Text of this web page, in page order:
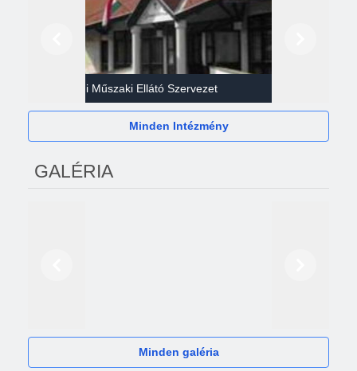
Gazdasági Műszaki Ellátó Szervezet
Minden Intézmény
GALÉRIA
Minden galéria